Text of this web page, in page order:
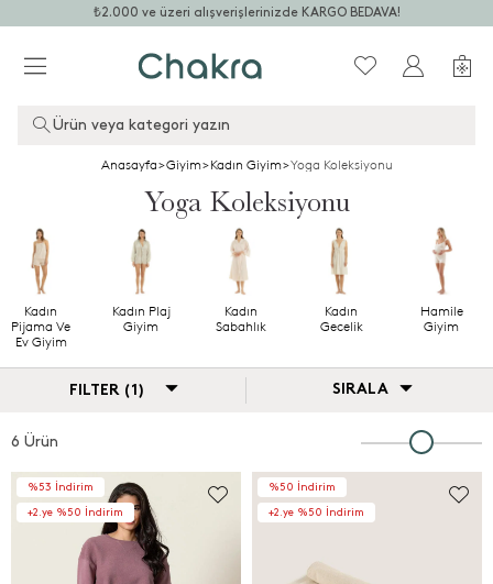
₺2.000 ve üzeri alışverişlerinizde KARGO BEDAVA!
Ürün veya kategori yazın
Anasayfa>Giyim>Kadın Giyim>Yoga Koleksiyonu
Yoga Koleksiyonu
Kadın
Pijama Ve
Ev Giyim
Kadın Plaj
Giyim
Kadın
Sabahlık
Kadın
Gecelik
Hamile
Giyim
FILTER (1) SIRALA
6 Ürün
%53 İndirim
+2.ye %50 İndirim
%50 İndirim
+2.ye %50 İndirim